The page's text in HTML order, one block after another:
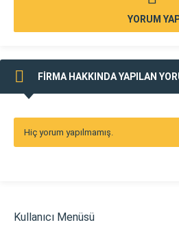
YORUM
FİRMA HAKKINDA YAPILAN
Hiç yorum yapılmamış.
Kullanıcı Menüsü